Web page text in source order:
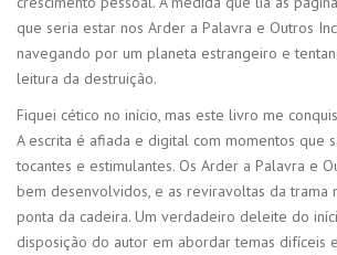
que seria estar nos Arder a Palavra e Outros
navegando por um planeta estrangeiro e
leitura da destruição.
Fiquei cético no início, mas este livro me
A escrita é afiada e digital com momentos que
tocantes e estimulantes. Os Arder a Palavra e
bem desenvolvidos, e as reviravoltas da trama
ponta da cadeira. Um verdadeiro deleite do
disposição do autor em abordar temas difíceis